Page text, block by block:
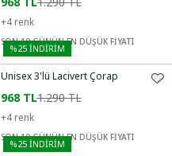
+4 renk
SON 10 GÜNÜN EN DÜŞÜK FİYATI
%25İNDİRİM
Unisex 3'lü Lacivert Çorap
968 TL1.290 TL
+4 renk
SON 10 GÜNÜN EN DÜŞÜK FİYATI
%25İNDİRİM